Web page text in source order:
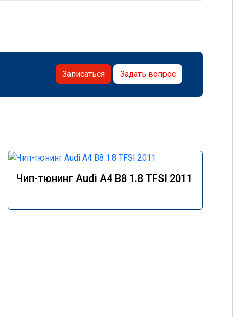
Записаться Задать вопрос
Чип-тюнинг Audi A4 B8 1.8 TFSI 2011